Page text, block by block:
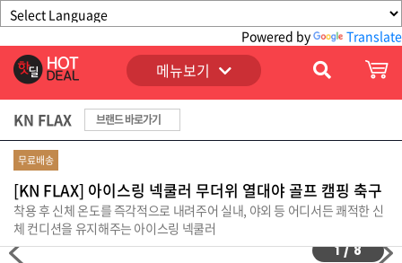
Powered by Translate
메뉴보기
KN FLAX 브랜드 바로가기
무료배송
[KN FLAX] 아이스링 넥쿨러 무더위 열대야 골프 캠핑 축구
착용 후 신체 온도를 즉각적으로 내려주어 실내, 야외 등 어디서든 쾌적한 신
체 컨디션을 유지해주는 아이스링 넥쿨러
1 / 8